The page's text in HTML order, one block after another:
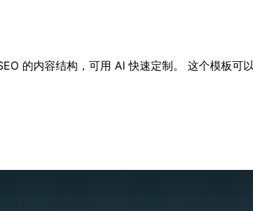
的内容结构，可用 AI 快速定制。 这个模板可